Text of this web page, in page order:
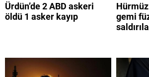
Ürdün’de 2 ABD askeri
öldü 1 asker kayıp
Hürmüz
gemi